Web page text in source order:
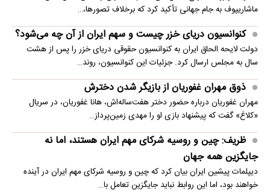
ماشاریپوف به جام جهانی تأکید کرد که برخلاف تصورها،…
کنوانسیون دریای خزر چیست و سهم ایران از آن چه می‌شود؟
دولت لایحه الحاق ایران به کنوانسیون حقوقی دریای خزر را پس از هشت
سال به مجلس ارسال کرد. جزئیات این کنوانسیون، روند…
ذوق مهران غفوریان از بازیگر شدن دخترش
مهران غفوریان درباره حضور دختر هفت‌ساله‌اش، هانا غفوریان، در سریال
«کلاغ» گفت که پیشنهاد بازی او را مهدی زمین‌پرداز…
ظریف: چین و روسیه شرکای مهم ایران هستند، اما نه
جایگزین همه جهان
دیپلمات پیشین ایران بیان کرد که چین و روسیه شرکای مهم ایران در آینده
خواهند بود، اما این روابط نباید جایگزین تعامل با…